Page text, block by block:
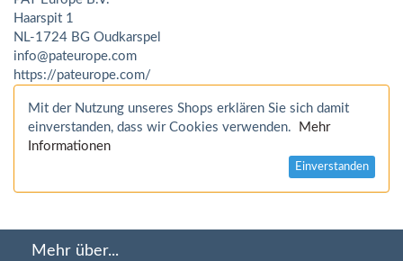
Haarspit 1
NL-1724 BG Oudkarspel
info@pateurope.com
https://pateurope.com/
Mit der Nutzung unseres Shops erklären Sie sich damit
einverstanden, dass wir Cookies verwenden.
Mehr
Informationen
Einverstanden
Mehr über...